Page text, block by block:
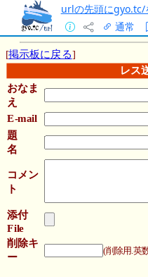
urlの先頭にgyo.tc/
通常